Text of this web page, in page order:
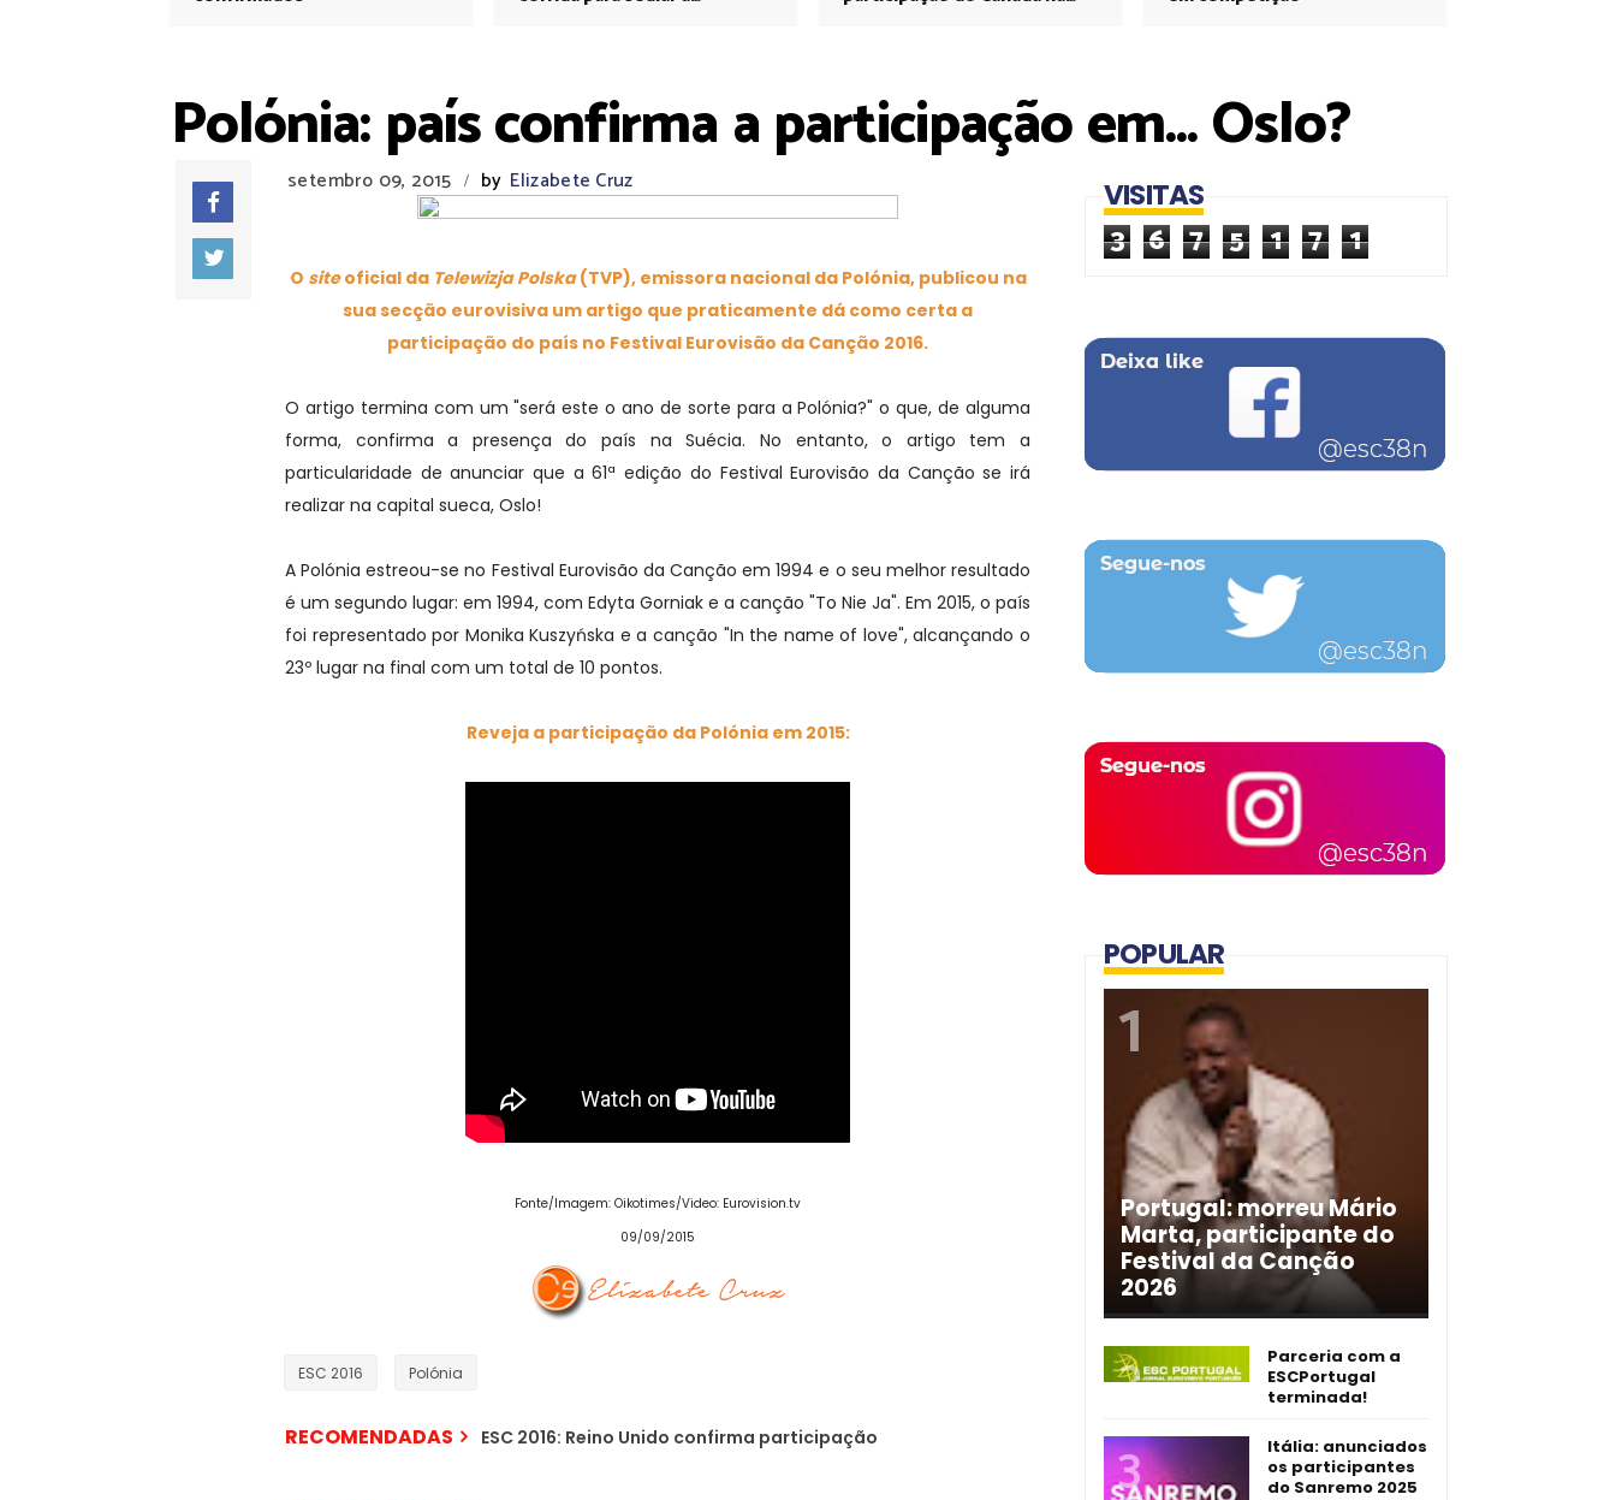
Polónia: país confirma a participação em... Oslo?
setembro 09, 2015 / by Elizabete Cruz
O siteoficial daTelewizja Polska(TVP), emissora nacional da Polónia, publicou na
sua secção eurovisiva um artigo que praticamente dá como certa a
participação do país no Festival Eurovisão da Canção 2016.
O artigo termina com um "será este o ano de sorte para a Polónia?" o que, de alguma
forma, confirma a presença do país na Suécia. No entanto, o artigo tem a
particularidade de anunciar que a 61ª edição do Festival Eurovisão da Canção se irá
realizar na capital sueca, Oslo!
A Polónia estreou-se no Festival Eurovisão da Canção em 1994 e o seu melhor resultado
é um segundo lugar: em 1994, com Edyta Gorniak e a canção "To Nie Ja". Em 2015, o país
foi representado por Monika Kuszyńska e a canção "In the name of love", alcançando o
23º lugar na final com um total de 10 pontos.
Reveja a participação da Polónia em 2015:
Fonte/Imagem: Oikotimes/Video: Eurovision.tv
09/09/2015
ESC 2016 Polónia
RECOMENDADAS ESC 2016: Reino Unido confirma participação
VISITAS
3 6 7 5 1 7 1
POPULAR
Portugal: morreu Mário
Marta, participante do
Festival da Canção
2026
Parceria com a
ESCPortugal
terminada!
Itália: anunciados
os participantes
do Sanremo 2025